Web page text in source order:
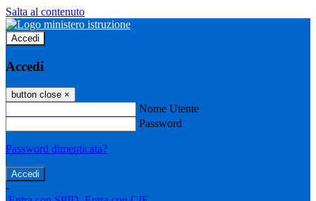
Salta al contenuto
Accedi
Accedi
button close ×
Nome Utente
Password
Password dimenticata?
-